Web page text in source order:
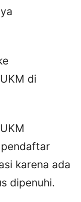
di
karena ada
dipenuhi.